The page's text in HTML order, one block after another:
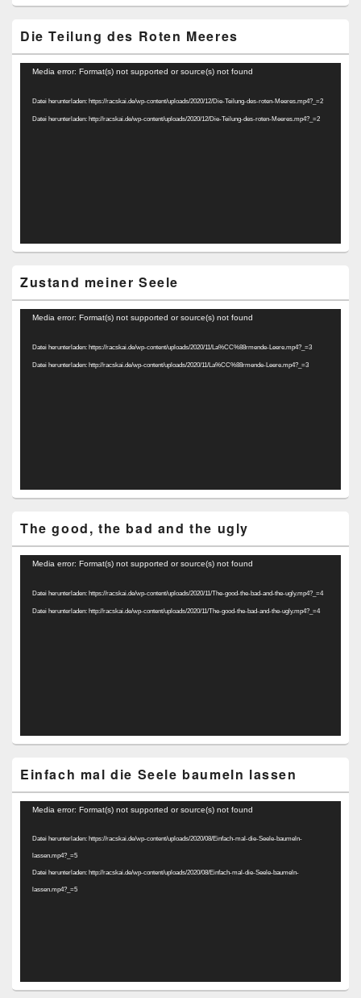
Die Teilung des Roten Meeres
Video-
Media error: Format(s) not supported or source(s) not found
Datei herunterladen: https://racskai.de/wp-content/uploads/2020/12/Die-Teilung-des-roten-Meeres.mp4?_=2
Datei herunterladen: http://racskai.de/wp-content/uploads/2020/12/Die-Teilung-des-roten-Meeres.mp4?_=2
Zustand meiner Seele
Video-
Media error: Format(s) not supported or source(s) not found
Datei herunterladen: https://racskai.de/wp-content/uploads/2020/11/La%CC%88rmende-Leere.mp4?_=3
Datei herunterladen: http://racskai.de/wp-content/uploads/2020/11/La%CC%88rmende-Leere.mp4?_=3
The good, the bad and the ugly
Video-
Media error: Format(s) not supported or source(s) not found
Datei herunterladen: https://racskai.de/wp-content/uploads/2020/11/The-good-the-bad-and-the-ugly.mp4?_=4
Datei herunterladen: http://racskai.de/wp-content/uploads/2020/11/The-good-the-bad-and-the-ugly.mp4?_=4
Einfach mal die Seele baumeln lassen
Video-
Media error: Format(s) not supported or source(s) not found
Datei herunterladen: https://racskai.de/wp-content/uploads/2020/08/Einfach-mal-die-Seele-baumeln-
lassen.mp4?_=5
Datei herunterladen: http://racskai.de/wp-content/uploads/2020/08/Einfach-mal-die-Seele-baumeln-
lassen.mp4?_=5